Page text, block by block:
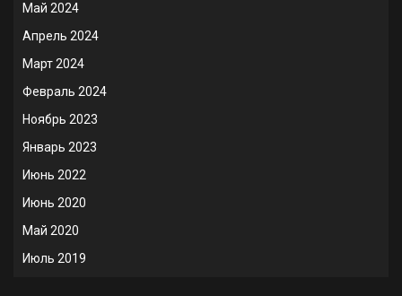
Май 2024
Апрель 2024
Март 2024
Февраль 2024
Ноябрь 2023
Январь 2023
Июнь 2022
Июнь 2020
Май 2020
Июль 2019